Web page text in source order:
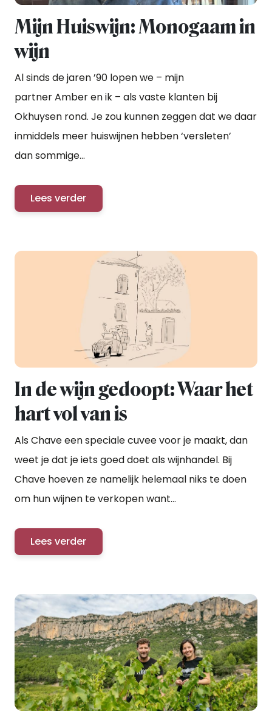
Mijn Huiswijn: Monogaam in
wijn
Al sinds de jaren ’90 lopen we – mijn
partner Amber en ik – als vaste klanten bij
Okhuysen rond. Je zou kunnen zeggen dat we daar
inmiddels meer huiswijnen hebben ‘versleten’
dan sommige...
Lees verder
In de wijn gedoopt: Waar het
hart vol van is
Als Chave een speciale cuvee voor je maakt, dan
weet je dat je iets goed doet als wijnhandel. Bij
Chave hoeven ze namelijk helemaal niks te doen
om hun wijnen te verkopen want...
Lees verder